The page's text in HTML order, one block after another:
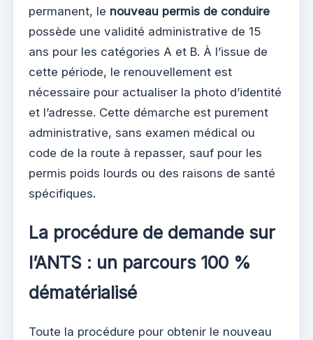
permanent, le nouveau permis de conduire
possède une validité administrative de 15
ans pour les catégories A et B. À l’issue de
cette période, le renouvellement est
nécessaire pour actualiser la photo d’identité
et l’adresse. Cette démarche est purement
administrative, sans examen médical ou
code de la route à repasser, sauf pour les
permis poids lourds ou des raisons de santé
spécifiques.
La procédure de demande sur
l’ANTS : un parcours 100 %
dématérialisé
Toute la procédure pour obtenir le nouveau